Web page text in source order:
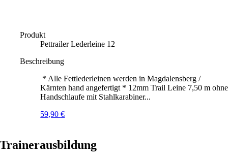
Produkt
Pettrailer Lederleine 12
Beschreibung
* Alle Fettlederleinen werden in Magdalensberg /
Kärnten hand angefertigt * 12mm Trail Leine 7,50 m ohne
Handschlaufe mit Stahlkarabiner...
59,90€
Trainerausbildung